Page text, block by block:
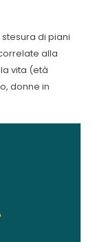
di piani
alla
vita (età
donne in